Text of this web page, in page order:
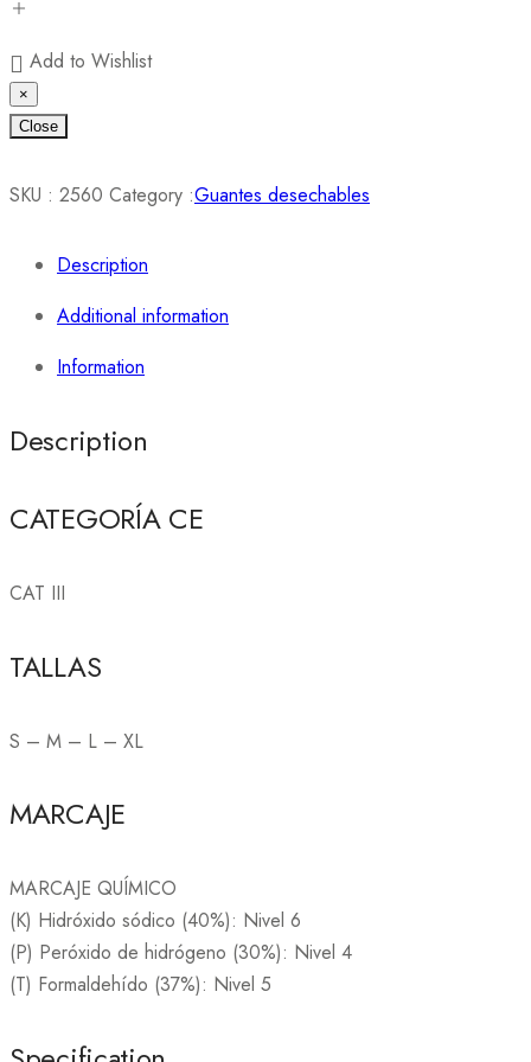
Add to Wishlist
×
Close
SKU : 2560 Category :Guantes desechables
Description
Additional information
Information
Description
CATEGORÍA CE
CAT III
TALLAS
S – M – L – XL
MARCAJE
MARCAJE QUÍMICO
(K) Hidróxido sódico (40%): Nivel 6
(P) Peróxido de hidrógeno (30%): Nivel 4
(T) Formaldehído (37%): Nivel 5